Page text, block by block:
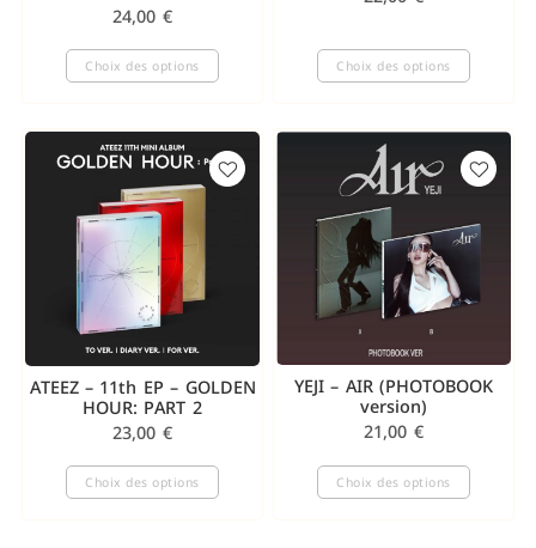
24,00 €
Choix des options Choix des options
ATEEZ – 11th EP – GOLDEN
HOUR: PART 2
23,00 €
Choix des options
YEJI – AIR (PHOTOBOOK
version)
21,00 €
Choix des options